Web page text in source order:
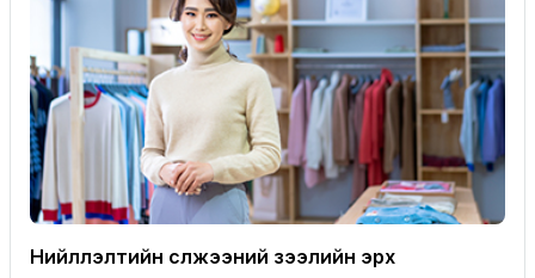
Нийлүүлэлтийн сүлжээний зээлийн эрх